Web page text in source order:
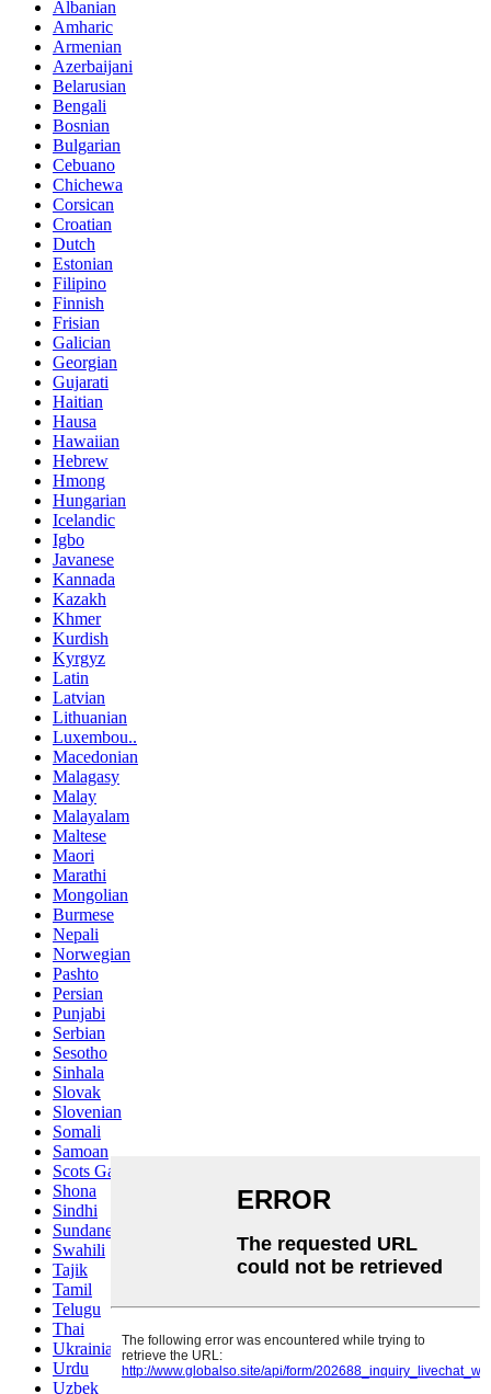
Albanian
Amharic
Armenian
Azerbaijani
Belarusian
Bengali
Bosnian
Bulgarian
Cebuano
Chichewa
Corsican
Croatian
Dutch
Estonian
Filipino
Finnish
Frisian
Galician
Georgian
Gujarati
Haitian
Hausa
Hawaiian
Hebrew
Hmong
Hungarian
Icelandic
Igbo
Javanese
Kannada
Kazakh
Khmer
Kurdish
Kyrgyz
Latin
Latvian
Lithuanian
Luxembou..
Macedonian
Malagasy
Malay
Malayalam
Maltese
Maori
Marathi
Mongolian
Burmese
Nepali
Norwegian
Pashto
Persian
Punjabi
Serbian
Sesotho
Sinhala
Slovak
Slovenian
Somali
Samoan
Scots Gaelic
Shona
Sindhi
Sundanese
Swahili
Tajik
Tamil
Telugu
Thai
Ukrainian
Urdu
Uzbek